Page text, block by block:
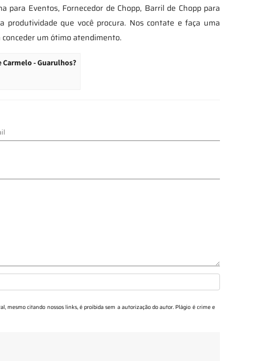
para Eventos, Fornecedor de Chopp, Barril de Chopp para
produtividade que você procura. Nos contate e faça uma
um ótimo atendimento.
- Guarulhos?
mesmo citando nossos links, é proibida sem a autorização do autor. Plágio é crime e